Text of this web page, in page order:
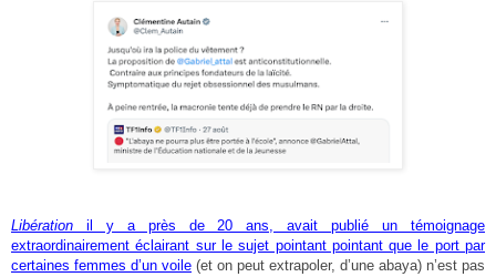
Libération il y a près de 20 ans, avait publié un témoignage
extraordinairement éclairant sur le sujet pointant pointant que le port par
certaines femmes d’un voile (et on peut extrapoler, d’une abaya) n’est pas